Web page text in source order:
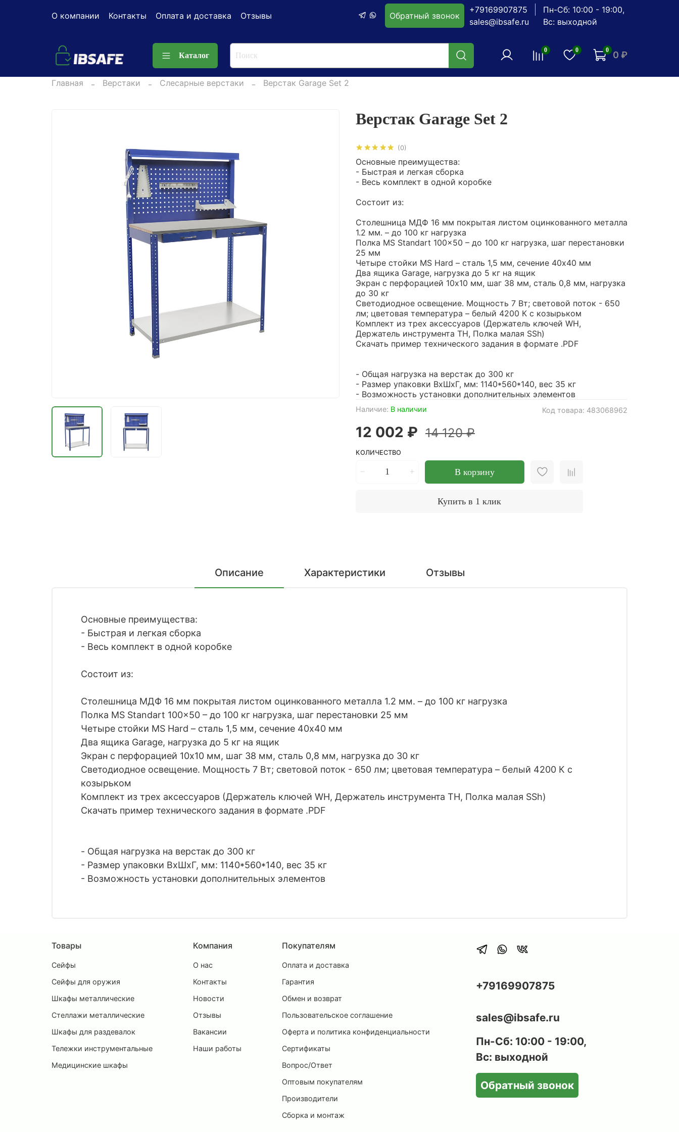
О компании Контакты Оплата и доставка Отзывы Обратный звонок
+79169907875
sales@ibsafe.ru
Пн-Сб: 10:00 - 19:00,
Вс: выходной
Каталог
0 0 0 0 ₽
Главная Верстаки Слесарные верстаки Верстак Garage Set 2
(0)
Код товара: 483068962
Наличие: В наличии
Верстак Garage Set 2
12 002 ₽ 14 120 ₽
КОЛИЧЕСТВО
В корзину
Купить в 1 клик
Основные преимущества:
- Быстрая и легкая сборка
- Весь комплект в одной коробке
Состоит из:
Столешница МДФ 16 мм покрытая листом оцинкованного металла
1.2 мм. – до 100 кг нагрузка
Полка MS Standart 100x50 – до 100 кг нагрузка, шаг перестановки
25 мм
Четыре стойки MS Hard – сталь 1,5 мм, сечение 40х40 мм
Два ящика Garage, нагрузка до 5 кг на ящик
Экран с перфорацией 10х10 мм, шаг 38 мм, сталь 0,8 мм, нагрузка
до 30 кг
Светодиодное освещение. Мощность 7 Вт; световой поток - 650
лм; цветовая температура – белый 4200 К с козырьком
Комплект из трех аксессуаров (Держатель ключей WH,
Держатель инструмента TH, Полка малая SSh)
Скачать пример технического задания в формате .PDF
- Общая нагрузка на верстак до 300 кг
- Размер упаковки ВхШхГ, мм: 1140*560*140, вес 35 кг
- Возможность установки дополнительных элементов
Описание Характеристики Отзывы
Основные преимущества:
- Быстрая и легкая сборка
- Весь комплект в одной коробке
Состоит из:
Столешница МДФ 16 мм покрытая листом оцинкованного металла 1.2 мм. – до 100 кг нагрузка
Полка MS Standart 100x50 – до 100 кг нагрузка, шаг перестановки 25 мм
Четыре стойки MS Hard – сталь 1,5 мм, сечение 40х40 мм
Два ящика Garage, нагрузка до 5 кг на ящик
Экран с перфорацией 10х10 мм, шаг 38 мм, сталь 0,8 мм, нагрузка до 30 кг
Светодиодное освещение. Мощность 7 Вт; световой поток - 650 лм; цветовая температура – белый 4200 К с
козырьком
Комплект из трех аксессуаров (Держатель ключей WH, Держатель инструмента TH, Полка малая SSh)
Скачать пример технического задания в формате .PDF
- Общая нагрузка на верстак до 300 кг
- Размер упаковки ВхШхГ, мм: 1140*560*140, вес 35 кг
- Возможность установки дополнительных элементов
Товары
Сейфы
Сейфы для оружия
Шкафы металлические
Стеллажи металлические
Шкафы для раздевалок
Тележки инструментальные
Медицинские шкафы
Компания
О нас
Контакты
Новости
Отзывы
Вакансии
Наши работы
Покупателям
Оплата и доставка
Гарантия
Обмен и возврат
Пользовательское соглашение
Оферта и политика конфиденциальности
Сертификаты
Вопрос/Ответ
Оптовым покупателям
Производители
Сборка и монтаж
+79169907875
sales@ibsafe.ru
Пн-Сб: 10:00 - 19:00,
Вс: выходной
Обратный звонок